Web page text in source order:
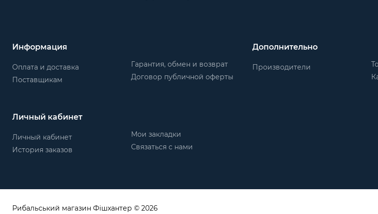
Информация
Оплата и доставка
Поставщикам
Гарантия, обмен и возврат
Договор публичной оферты
Дополнительно
Производители
Личный кабинет
Личный кабинет
История заказов
Мои закладки
Связаться с нами
Рибальський магазин Фішхантер © 2026